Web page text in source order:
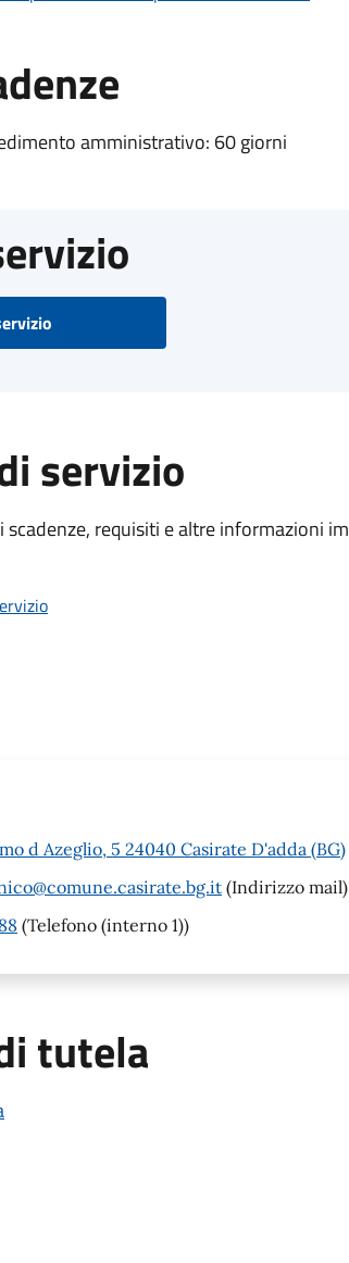
amministrativo: 60 giorni
servizio
scadenze, requisiti e altre informazioni
d Azeglio, 5 24040 Casirate D'adda (BG)
(Indirizzo mail)
(Telefono (interno 1))
tutela